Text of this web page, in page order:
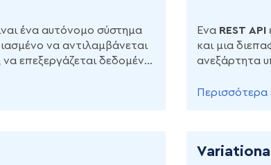
ένα αυτόνομο σύστημα
να αντιλαμβάνεται
να επεξεργάζεται δεδομένα
για την επίτευξη
Ένα REST API
και μια
ανεξάρτητα
δεδομένα
Περισσότερα